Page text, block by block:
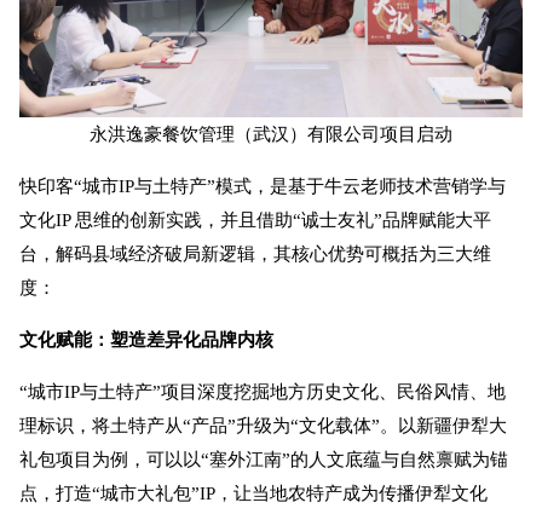
永洪逸豪餐饮管理（武汉）有限公司项目启动
快印客“城市IP与土特产”模式，是基于牛云老师技术营销学与
文化IP 思维的创新实践，并且借助“诚士友礼”品牌赋能大平
台，解码县域经济破局新逻辑，其核心优势可概括为三大维
度：
文化赋能：塑造差异化品牌内核
“城市IP与土特产”项目深度挖掘地方历史文化、民俗风情、地
理标识，将土特产从“产品”升级为“文化载体”。以新疆伊犁大
礼包项目为例，可以以“塞外江南”的人文底蕴与自然禀赋为锚
点，打造“城市大礼包”IP，让当地农特产成为传播伊犁文化